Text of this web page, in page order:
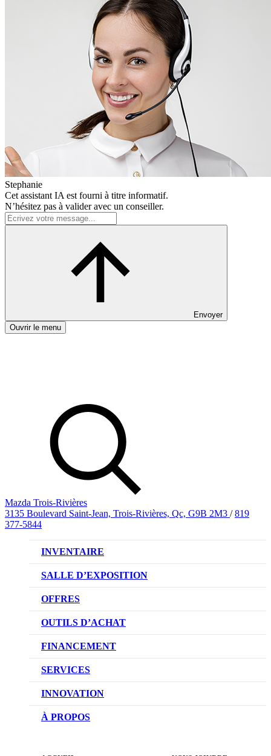
Stephanie
Cet assistant IA est fourni à titre informatif.
N’hésitez pas à valider avec un conseiller.
Envoyer
Ouvrir le menu
Mazda Trois-Rivières
3135 Boulevard Saint-Jean, Trois-Rivières, Qc, G9B 2M3 / 819
377-5844
INVENTAIRE
VÉHICULES NEUFS
VÉHICULES D’OCCASION
SALLE D’EXPOSITION
OFFRES
OFFRES DU CONCESSIONNAIRE
OUTILS D’ACHAT
CONFIGUREZ VOTRE VÉHICULE
RÉSERVEZ UN ESSAI ROUTIER
DEMANDEZ UN PRIX
FINANCEMENT
NOTRE DIFFÉRENCE
DEMANDE DE CRÉDIT AUTO
SERVICES
NOTRE PROMESSE
PRENDRE UN RENDEZ-VOUS
INNOVATION
TECHNOLOGIE SKYACTIV
À PROPOS